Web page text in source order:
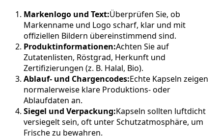
Markenlogo und Text:Überprüfen Sie, ob
Markenname und Logo scharf, klar und mit
offiziellen Bildern übereinstimmend sind.
Produktinformationen:Achten Sie auf
Zutatenlisten, Röstgrad, Herkunft und
Zertifizierungen (z. B. Halal, Bio).
Ablauf- und Chargencodes:Echte Kapseln zeigen
normalerweise klare Produktions- oder
Ablaufdaten an.
Siegel und Verpackung:Kapseln sollten luftdicht
versiegelt sein, oft unter Schutzatmosphäre, um
Frische zu bewahren.